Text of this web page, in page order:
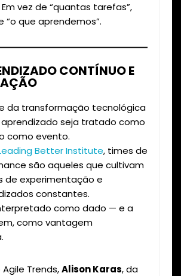
vez de “quantas tarefas”,
que aprendemos”.
CONTÍNUO E
da transformação tecnológica
seja tratado como
como evento.
Better Institute, times de
são aqueles que cultivam
de experimentação e
constantes.
como dado — e a
como vantagem
Trends,Alison Karas, da